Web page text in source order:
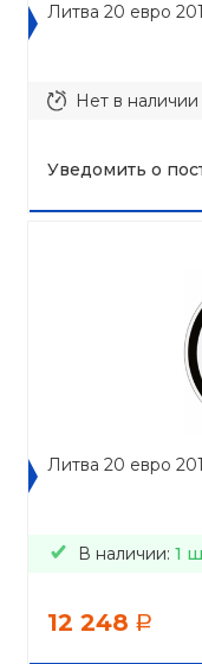
Литва 20 евро
Нет в наличии
Уведомить о
Литва 20 евро
В наличии: 1
12 248 a